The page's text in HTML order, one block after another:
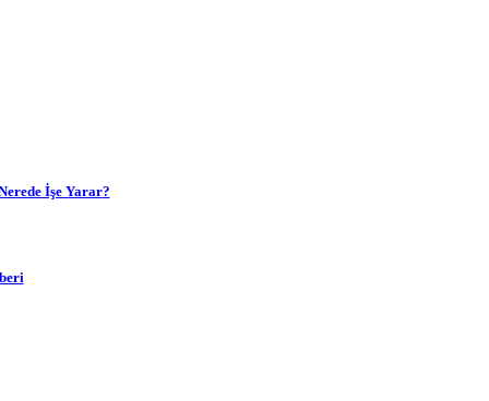
İşe Yarar?